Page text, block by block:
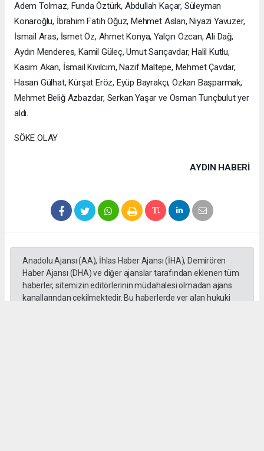
Adem Tolmaz, Funda Öztürk, Abdullah Kaçar, Süleyman
Konaroğlu, İbrahim Fatih Oğuz, Mehmet Aslan, Niyazi Yavuzer,
İsmail Aras, İsmet Öz, Ahmet Konya, Yalçın Özcan, Ali Dağ,
Aydın Menderes, Kamil Güleç, Umut Sarıçavdar, Halil Kutlu,
Kasım Akan, İsmail Kıvılcım, Nazif Maltepe, Mehmet Çavdar,
Hasan Gülhat, Kürşat Eröz, Eyüp Bayrakçı, Özkan Başparmak,
Mehmet Beliğ Azbazdar, Serkan Yaşar ve Osman Tunçbulut yer
aldı.
SÖKE OLAY
AYDIN HABERİ
Anadolu Ajansı (AA), İhlas Haber Ajansı (İHA), Demirören
Haber Ajansı (DHA) ve diğer ajanslar tarafından eklenen tüm
haberler, sitemizin editörlerinin müdahalesi olmadan ajans
kanallarından çekilmektedir. Bu haberlerde yer alan hukuki